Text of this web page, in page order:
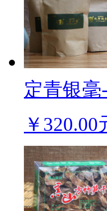
定青银
￥320.00